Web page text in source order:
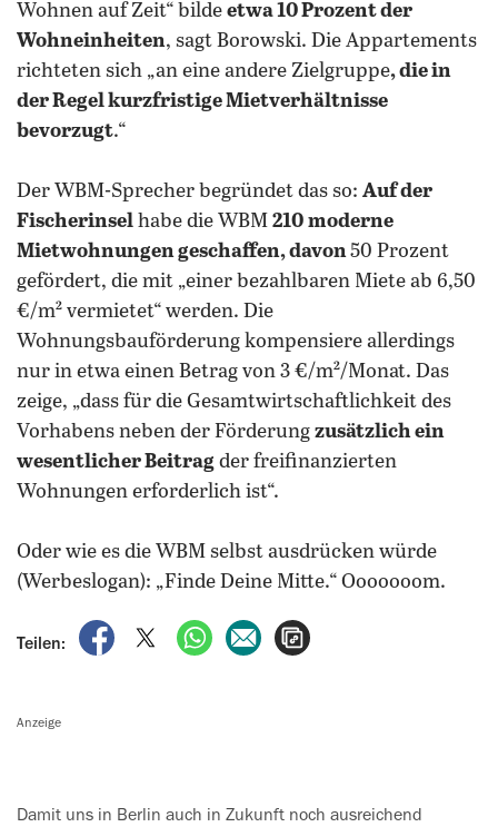
Wohnen auf Zeit“ bilde etwa 10 Prozent der
Wohneinheiten, sagt Borowski. Die Appartements
richteten sich „an eine andere Zielgruppe, die in
der Regel kurzfristige Mietverhältnisse
bevorzugt.“
Der WBM-Sprecher begründet das so: Auf der
Fischerinsel habe die WBM 210 moderne
Mietwohnungen geschaffen, davon50 Prozent
gefördert, die mit „einer bezahlbaren Miete ab 6,50
€/m² vermietet“ werden. Die
Wohnungsbauförderung kompensiere allerdings
nur in etwa einen Betrag von 3 €/m²/Monat. Das
zeige, „dass für die Gesamtwirtschaftlichkeit des
Vorhabens neben der Förderung zusätzlich ein
wesentlicher Beitrag der freifinanzierten
Wohnungen erforderlich ist“.
Oder wie es die WBM selbst ausdrücken würde
(Werbeslogan): „Finde Deine Mitte.“ Ooooooom.
Teilen:
auf Facebook teilen
auf X teilenper WhatsApp teilen
per E-Mail teilen
Anzeige
Damit uns in Berlin auch in Zukunft noch ausreichend